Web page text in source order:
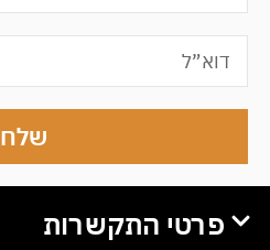
שלח
פרטי התקשרות